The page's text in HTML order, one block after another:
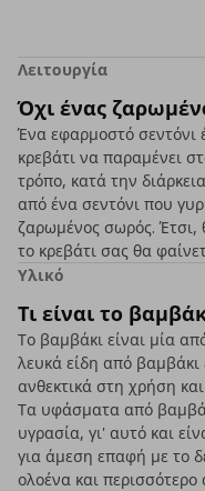
Λειτουργία
Όχι ένας
Ένα εφαρμοστό σεντόνι
κρεβάτι να παραμένει
τρόπο, κατά την
από ένα σεντόνι που
ζαρωμένος σωρός. Έτσι,
το κρεβάτι σας θα
Υλικό
Τι είναι το
Το βαμβάκι είναι μία
λευκά είδη από
ανθεκτικά στη χρήση
Τα υφάσματα από
υγρασία, γι' αυτό και
για άμεση επαφή με το
ολοένα και